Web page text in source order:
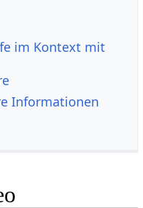
im Kontext mit
- weitere Informationen